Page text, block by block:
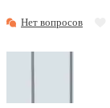
Нет вопросов